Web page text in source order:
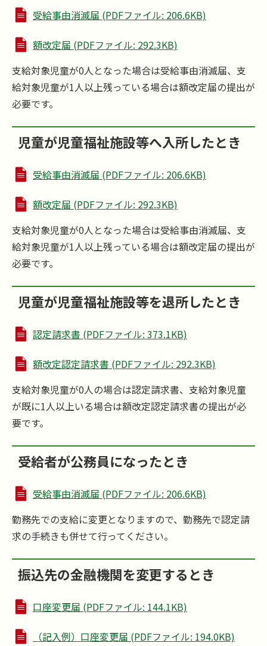
受給事由消滅届 (PDFファイル: 206.6KB)
額改定届 (PDFファイル: 292.3KB)
支給対象児童が0人となった場合は受給事由消滅届、支
給対象児童が1人以上残っている場合は額改定届の提出が
必要です。
児童が児童福祉施設等へ入所したとき
受給事由消滅届 (PDFファイル: 206.6KB)
額改定届 (PDFファイル: 292.3KB)
支給対象児童が0人となった場合は受給事由消滅届、支
給対象児童が1人以上残っている場合は額改定届の提出が
必要です。
児童が児童福祉施設等を退所したとき
認定請求書 (PDFファイル: 373.1KB)
額改定認定請求書 (PDFファイル: 292.3KB)
支給対象児童が0人の場合は認定請求書、支給対象児童
が既に1人以上いる場合は額改定認定請求書の提出が必
要です。
受給者が公務員になったとき
受給事由消滅届 (PDFファイル: 206.6KB)
勤務先での支給に変更となりますので、勤務先で認定請
求の手続きも併せて行ってください。
振込先の金融機関を変更するとき
口座変更届 (PDFファイル: 144.1KB)
（記入例）口座変更届 (PDFファイル: 194.0KB)